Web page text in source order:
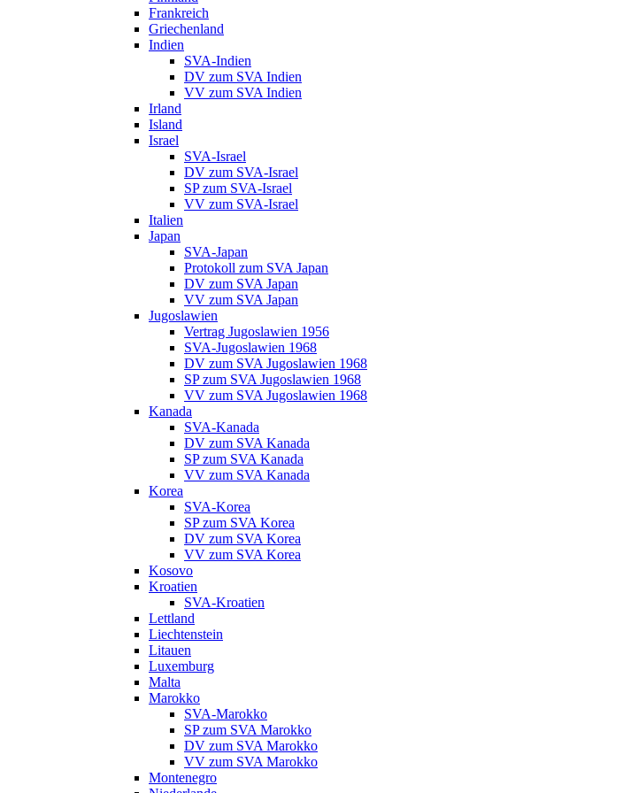
Frankreich
Griechenland
Indien
SVA-Indien
DV zum SVA Indien
VV zum SVA Indien
Irland
Island
Israel
SVA-Israel
DV zum SVA-Israel
SP zum SVA-Israel
VV zum SVA-Israel
Italien
Japan
SVA-Japan
Protokoll zum SVA Japan
DV zum SVA Japan
VV zum SVA Japan
Jugoslawien
Vertrag Jugoslawien 1956
SVA-Jugoslawien 1968
DV zum SVA Jugoslawien 1968
SP zum SVA Jugoslawien 1968
VV zum SVA Jugoslawien 1968
Kanada
SVA-Kanada
DV zum SVA Kanada
SP zum SVA Kanada
VV zum SVA Kanada
Korea
SVA-Korea
SP zum SVA Korea
DV zum SVA Korea
VV zum SVA Korea
Kosovo
Kroatien
SVA-Kroatien
Lettland
Liechtenstein
Litauen
Luxemburg
Malta
Marokko
SVA-Marokko
SP zum SVA Marokko
DV zum SVA Marokko
VV zum SVA Marokko
Montenegro